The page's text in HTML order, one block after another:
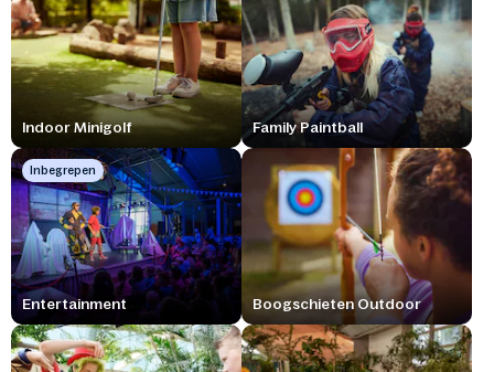
Indoor Minigolf Family Paintball
Inbegrepen
Entertainment Boogschieten Outdoor